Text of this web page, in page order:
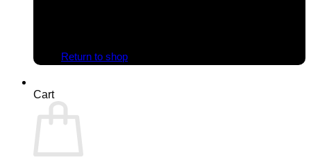
Return to shop
Cart